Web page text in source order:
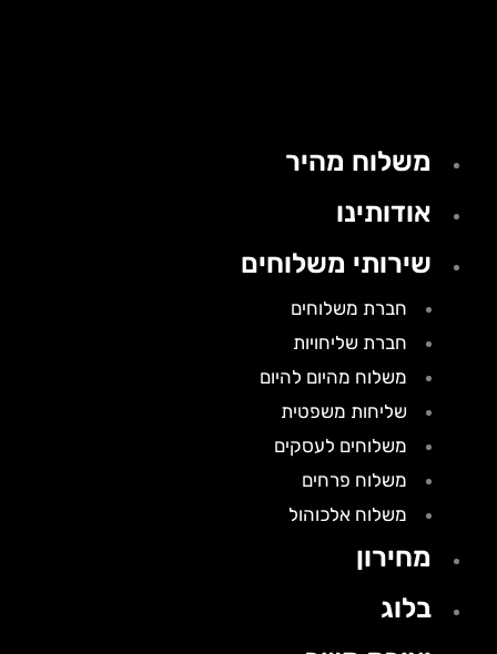
משלוח מהיר
אודותינו
שירותי משלוחים
חברת משלוחים
חברת שליחויות
משלוח מהיום להיום
שליחות משפטית
משלוחים לעסקים
משלוח פרחים
משלוח אלכוהול
מחירון
בלוג